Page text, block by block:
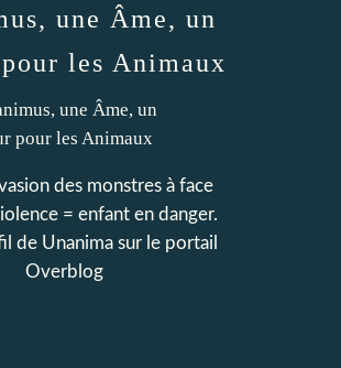
une Âme, un
les Animaux
des monstres à face
= enfant en danger.
de Unanimasur le portail
Overblog